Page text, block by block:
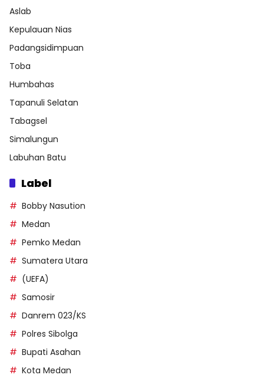
Aslab
Kepulauan Nias
Padangsidimpuan
Toba
Humbahas
Tapanuli Selatan
Tabagsel
Simalungun
Labuhan Batu
Label
Bobby Nasution
Medan
Pemko Medan
Sumatera Utara
(UEFA)
Samosir
Danrem 023/KS
Polres Sibolga
Bupati Asahan
Kota Medan